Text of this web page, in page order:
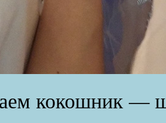
кокошник —